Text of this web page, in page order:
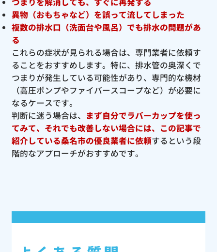
異物（おもちゃなど）を誤って流してしまった
複数の排水口（洗面台や風呂）でも排水の問題があ
る
これらの症状が見られる場合は、専門業者に依頼す
ることをおすすめします。特に、排水管の奥深くで
つまりが発生している可能性があり、専門的な機材
（高圧ポンプやファイバースコープなど）が必要に
なるケースです。
判断に迷う場合は、 まず自分でラバーカップを使っ
てみて、それでも改善しない場合には、この記事で
紹介している桑名市の優良業者に依頼するという段
階的なアプローチがおすすめです。